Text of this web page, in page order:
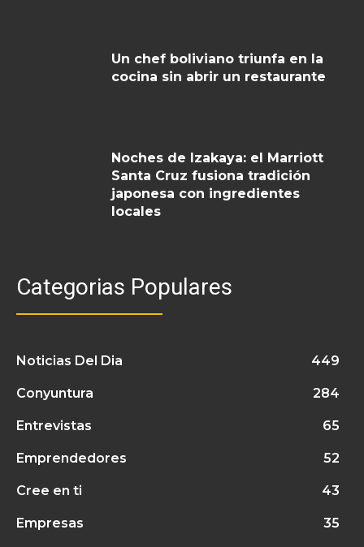
Un chef boliviano triunfa en la
cocina sin abrir un restaurante
Noches de Izakaya: el Marriott
Santa Cruz fusiona tradición
japonesa con ingredientes
locales
Categorias Populares
Noticias Del Dia 449
Conyuntura 284
Entrevistas 65
Emprendedores 52
Cree en ti 43
Empresas 35